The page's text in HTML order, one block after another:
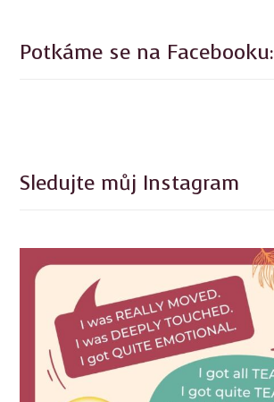
Potkáme se na Facebooku:
Sledujte můj Instagram